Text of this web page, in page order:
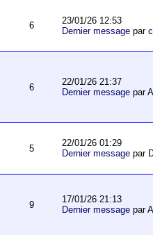
6
23/01/26 12:53
Dernier messagepar
6
22/01/26 21:37
Dernier messagepar
5
22/01/26 01:29
Dernier messagepar
9
17/01/26 21:13
Dernier messagepar